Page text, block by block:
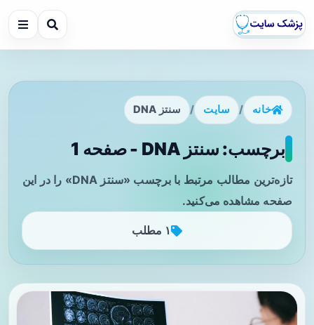
خانه / سایت / سنتز DNA
برچسب: سنتز DNA - صفحه 1
تازه‌ترین مطالب مرتبط با برچسب «سنتز DNA» را در این
صفحه مشاهده می‌کنید.
۱ مطلب